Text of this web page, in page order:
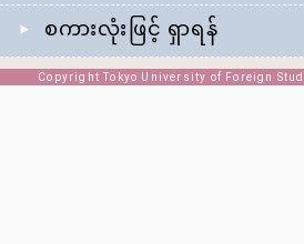
စကားလုံးဖြင့် ရှာရန်
Copyright Tokyo University of Foreign